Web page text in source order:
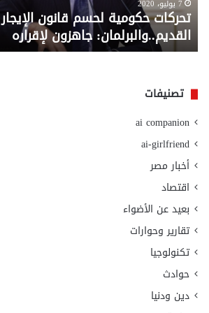
لإقراره
7 يوليو، 2020
تحركات حكومية لحسم قانون الإيجار
القديم..والبرلمان: جاهزون لإقراره
تصنيفات
ai companion
ai-girlfriend
أخبار مصر
اقتصاد
بعيد عن الأضواء
تقارير وحوارات
تكنولوجيا
حوادث
دين ودنيا